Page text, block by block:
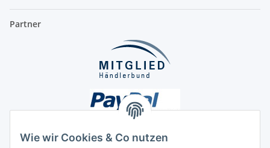
Wie wir Cookies & Co nutzen
Partner